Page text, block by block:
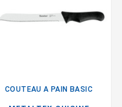
COUTEAU A PAIN BASIC